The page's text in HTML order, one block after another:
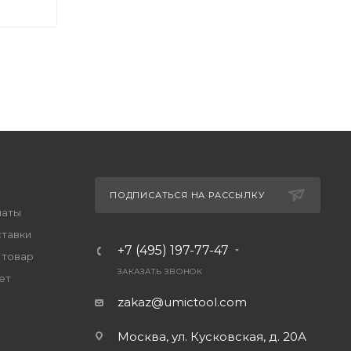
товар
ПОДПИСАТЬСЯ НА РАССЫЛКУ
+7 (495) 197-77-47
ЗАКАЗАТЬ ЗВОНОК
zakaz@umictool.com
Москва, ул. Кусковская, д. 20А